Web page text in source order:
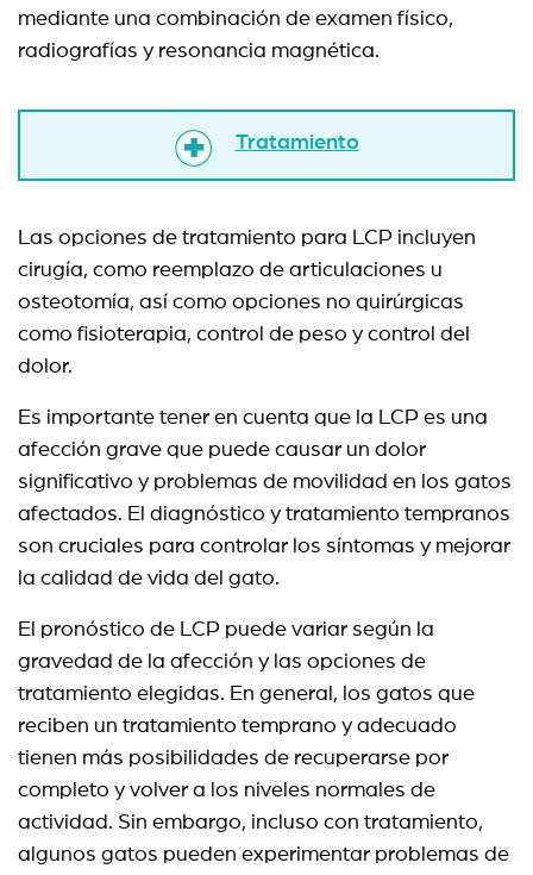
mediante una combinación de examen físico,
radiografías y resonancia magnética.
Tratamiento
Las opciones de tratamiento para LCP incluyen
cirugía, como reemplazo de articulaciones u
osteotomía, así como opciones no quirúrgicas
como fisioterapia, control de peso y control del
dolor.
Es importante tener en cuenta que la LCP es una
afección grave que puede causar un dolor
significativo y problemas de movilidad en los gatos
afectados. El diagnóstico y tratamiento tempranos
son cruciales para controlar los síntomas y mejorar
la calidad de vida del gato.
El pronóstico de LCP puede variar según la
gravedad de la afección y las opciones de
tratamiento elegidas. En general, los gatos que
reciben un tratamiento temprano y adecuado
tienen más posibilidades de recuperarse por
completo y volver a los niveles normales de
actividad. Sin embargo, incluso con tratamiento,
algunos gatos pueden experimentar problemas de